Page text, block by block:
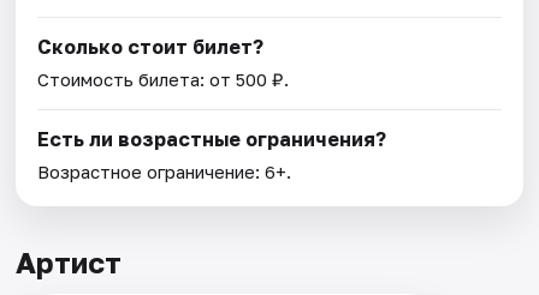
Сколько стоит билет?
Стоимость билета: от 500 ₽.
Есть ли возрастные ограничения?
Возрастное ограничение: 6+.
Артист